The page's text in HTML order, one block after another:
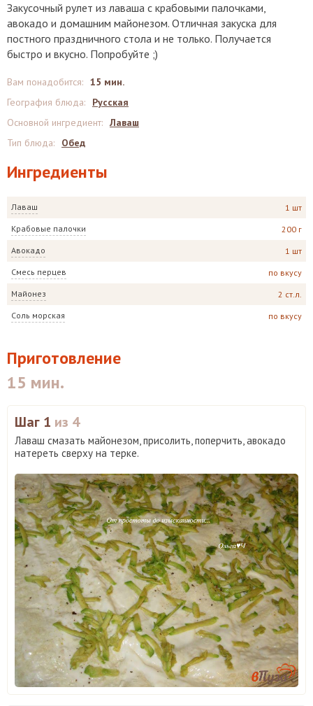
Закусочный рулет из лаваша с крабовыми палочками,
авокадо и домашним майонезом. Отличная закуска для
постного праздничного стола и не только. Получается
быстро и вкусно. Попробуйте ;)
Ингредиенты
Лаваш 1 шт
Крабовые палочки 200 г
Авокадо 1 шт
Смесь перцев по вкусу
Майонез 2 ст.л.
Соль морская по вкусу
Вам понадобится: 15 мин.
География блюда:
Русская
Основной ингредиент: Лаваш
Тип блюда: Обед
Приготовление
15 мин.
Шаг 1 из 4
Лаваш смазать майонезом, присолить, поперчить, авокадо
натереть сверху на терке.